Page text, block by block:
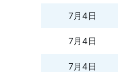
7月4日
7月4日
7月4日